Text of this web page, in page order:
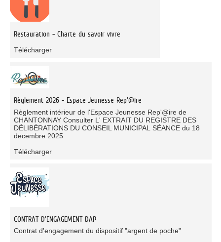
Restauration - Charte du savoir vivre
Télécharger
Règlement 2026 - Espace Jeunesse Rep'@ire
Règlement intérieur de l'Espace Jeunesse Rep'@ire de
CHANTONNAY Consulter L' EXTRAIT DU REGISTRE DES
DÉLIBÉRATIONS DU CONSEIL MUNICIPAL SÉANCE du 18
decembre 2025
Télécharger
CONTRAT D'ENGAGEMENT DAP
Contrat d'engagement du dispositif "argent de poche"